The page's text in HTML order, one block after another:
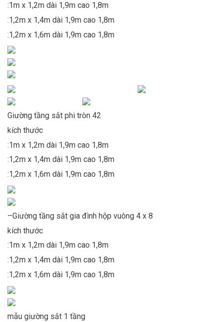
:1m x 1,2m dài 1,9m cao 1,8m
:1,2m x 1,4m dài 1,9m cao 1,8m
:1,2m x 1,6m dài 1,9m cao 1,8m
Giường tầng sắt phi tròn 42
kích thước
:1m x 1,2m dài 1,9m cao 1,8m
:1,2m x 1,4m dài 1,9m cao 1,8m
:1,2m x 1,6m dài 1,9m cao 1,8m
–Giường tầng sắt gia đình hộp vuông 4 x 8
kích thước
:1m x 1,2m dài 1,9m cao 1,8m
:1,2m x 1,4m dài 1,9m cao 1,8m
:1,2m x 1,6m dài 1,9m cao 1,8m
mẫu giường sắt 1 tầng